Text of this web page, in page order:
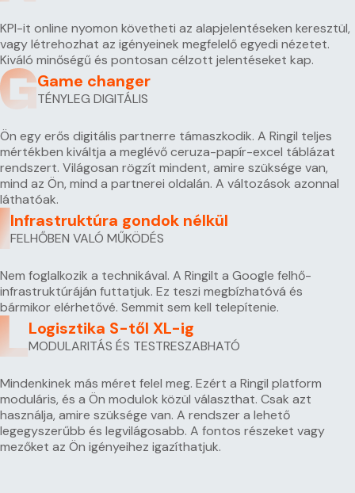
KPI-it online nyomon követheti az alapjelentéseken keresztül,
vagy létrehozhat az igényeinek megfelelő egyedi nézetet.
Kiváló minőségű és pontosan célzott jelentéseket kap.
Game changer
TÉNYLEG DIGITÁLIS
Ön egy erős digitális partnerre támaszkodik. A Ringil teljes
mértékben kiváltja a meglévő ceruza-papír-excel táblázat
rendszert. Világosan rögzít mindent, amire szüksége van,
mind az Ön, mind a partnerei oldalán. A változások azonnal
láthatóak.
Infrastruktúra gondok nélkül
FELHŐBEN VALÓ MŰKÖDÉS
Nem foglalkozik a technikával. A Ringilt a Google felhő-
infrastruktúráján futtatjuk. Ez teszi megbízhatóvá és
bármikor elérhetővé. Semmit sem kell telepítenie.
Logisztika S-től XL-ig
MODULARITÁS ÉS TESTRESZABHATÓ
Mindenkinek más méret felel meg. Ezért a Ringil platform
moduláris, és a Ön modulok közül választhat. Csak azt
használja, amire szüksége van. A rendszer a lehető
legegyszerűbb és legvilágosabb. A fontos részeket vagy
mezőket az Ön igényeihez igazíthatjuk.